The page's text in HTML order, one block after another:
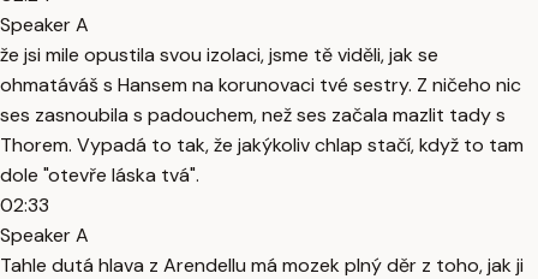
Speaker A
že jsi mile opustila svou izolaci, jsme tě viděli, jak se
ohmatáváš s Hansem na korunovaci tvé sestry. Z ničeho nic
ses zasnoubila s padouchem, než ses začala mazlit tady s
Thorem. Vypadá to tak, že jakýkoliv chlap stačí, když to tam
dole "otevře láska tvá".
02:33
Speaker A
Tahle dutá hlava z Arendellu má mozek plný děr z toho, jak ji